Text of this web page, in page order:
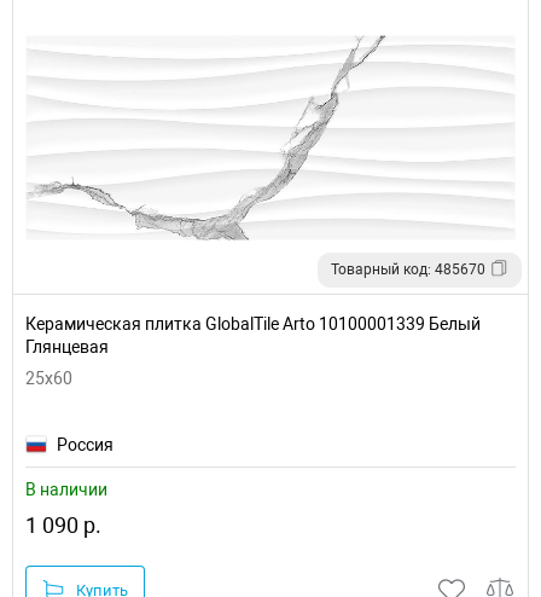
Товарный код: 485670
Керамическая плитка GlobalTile Arto 10100001339 Белый
Глянцевая
25x60
Россия
В наличии
1 090 р.
Купить